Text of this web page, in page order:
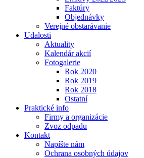
Faktúry
Objednávky
Verejné obstarávanie
Udalosti
Aktuality
Kalendár akcií
Fotogalerie
Rok 2020
Rok 2019
Rok 2018
Ostatní
Praktické info
Firmy a organizácie
Zvoz odpadu
Kontakt
Napíšte nám
Ochrana osobných údajov